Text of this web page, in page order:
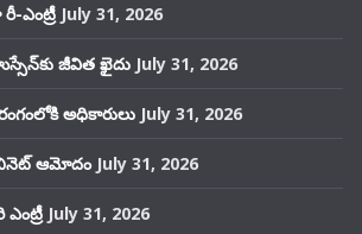
ఎంట్రీ July 31, 2026
జీవిత ఖైదు July 31, 2026
రంగంలోకి అధికారులు July 31, 2026
కేబినెట్ ఆమోదం July 31, 2026
July 31, 2026